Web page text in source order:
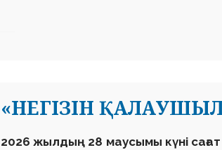
«НЕГІЗІН
2026 жылдың 28 маусымы күні